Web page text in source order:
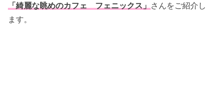
「綺麗な眺めのカフェ フェニックス」 さんをご紹介し
ます。